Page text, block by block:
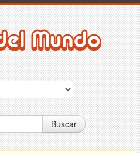
Buscar